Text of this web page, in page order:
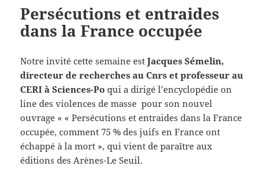
Persécutions et entraides
dans la France occupée
Notre invité cette semaine estJacques Sémelin,
directeur de recherches au Cnrs et professeur au
CERI à Sciences-Po qui a dirigé l’encyclopédie on
line des violences de masse pour son nouvel
ouvrage « « Persécutions et entraides dans la France
occupée, comment 75 % des juifs en France ont
échappé à la mort », qui vient de paraître aux
éditions des Arènes-Le Seuil.